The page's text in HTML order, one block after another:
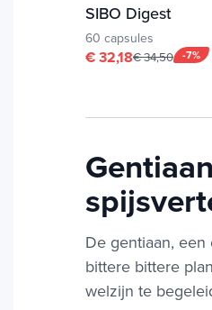
SIBO Digest
60 capsules
-7%
€ 32,18€ 34,50
De gentiaan,
bittere bittere
welzijn te